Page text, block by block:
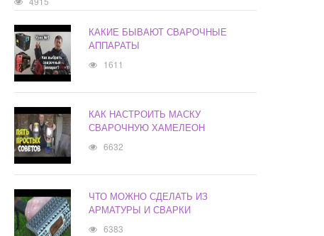
КАКИЕ БЫВАЮТ СВАРОЧНЫЕ
АППАРАТЫ
1611
КАК НАСТРОИТЬ МАСКУ
СВАРОЧНУЮ ХАМЕЛЕОН
6632
ЧТО МОЖНО СДЕЛАТЬ ИЗ
АРМАТУРЫ И СВАРКИ
6383